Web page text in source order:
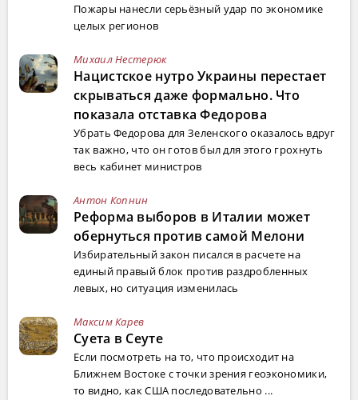
Пожары нанесли серьёзный удар по экономике
целых регионов
Михаил Нестерюк
Нацистское нутро Украины перестает
скрываться даже формально. Что
показала отставка Федорова
Убрать Федорова для Зеленского оказалось вдруг
так важно, что он готов был для этого грохнуть
весь кабинет министров
Антон Копнин
Реформа выборов в Италии может
обернуться против самой Мелони
Избирательный закон писался в расчете на
единый правый блок против раздробленных
левых, но ситуация изменилась
Максим Карев
Суета в Сеуте
Если посмотреть на то, что происходит на
Ближнем Востоке с точки зрения геоэкономики,
то видно, как США последовательно ...